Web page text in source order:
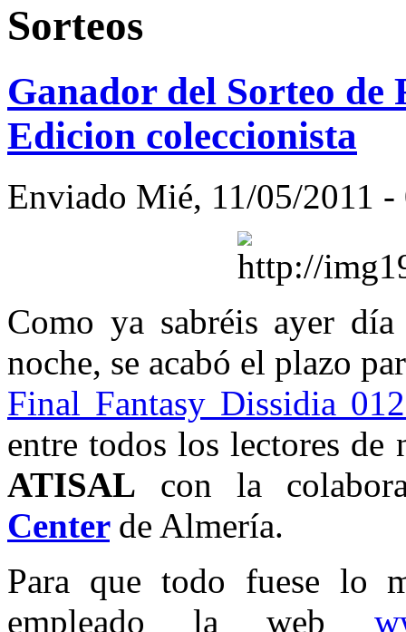
Sorteos
Ganador del Sorteo de
Edicion coleccionista
Enviado Mié, 11/05/2011 -
Como ya sabréis ayer
noche, se acabó el plazo
Final Fantasy Dissidia
entre todos los lectores de
ATISAL con la
Center de Almería.
Para que todo fuese lo
empleado la web